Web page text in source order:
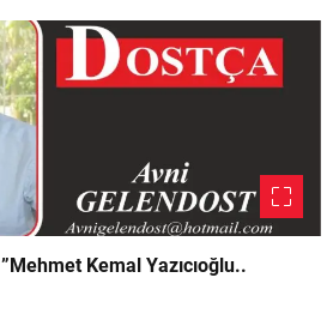
“HER KENT’E LAZIM.. ”Mehmet Kemal Yazıcıoğlu..